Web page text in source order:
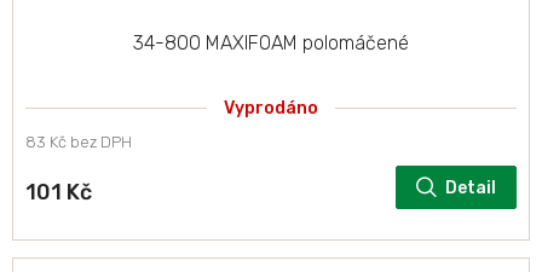
34-800 MAXIFOAM polomáčené
Vyprodáno
83 Kč bez DPH
101 Kč Detail